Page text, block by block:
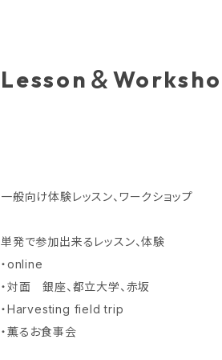
Lesson＆
一般向け体験レッスン、ワークショップ
単発で参加出来るレッスン、体験
・online
・対面 銀座、都立大学、赤坂
・Harvesting field trip
・薫るお食事会